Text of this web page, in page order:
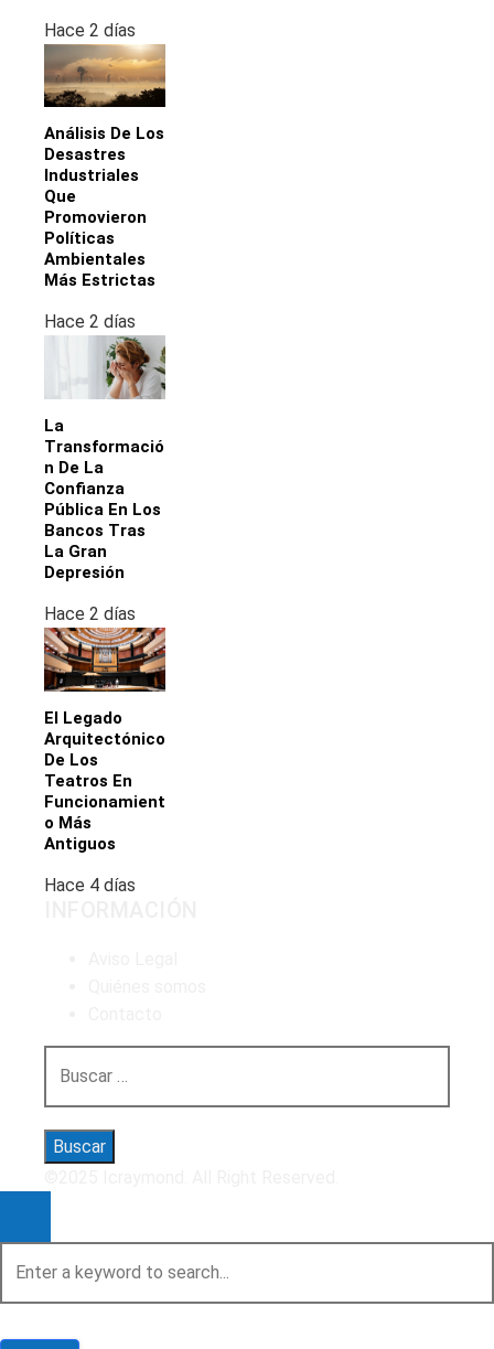
Hace 2 días
Análisis De Los
Desastres
Industriales
Que
Promovieron
Políticas
Ambientales
Más Estrictas
Hace 2 días
La
Transformació
N De La
Confianza
Pública En Los
Bancos Tras
La Gran
Depresión
Hace 2 días
El Legado
Arquitectónico
De Los
Teatros En
Funcionamient
O Más
Antiguos
Hace 4 días